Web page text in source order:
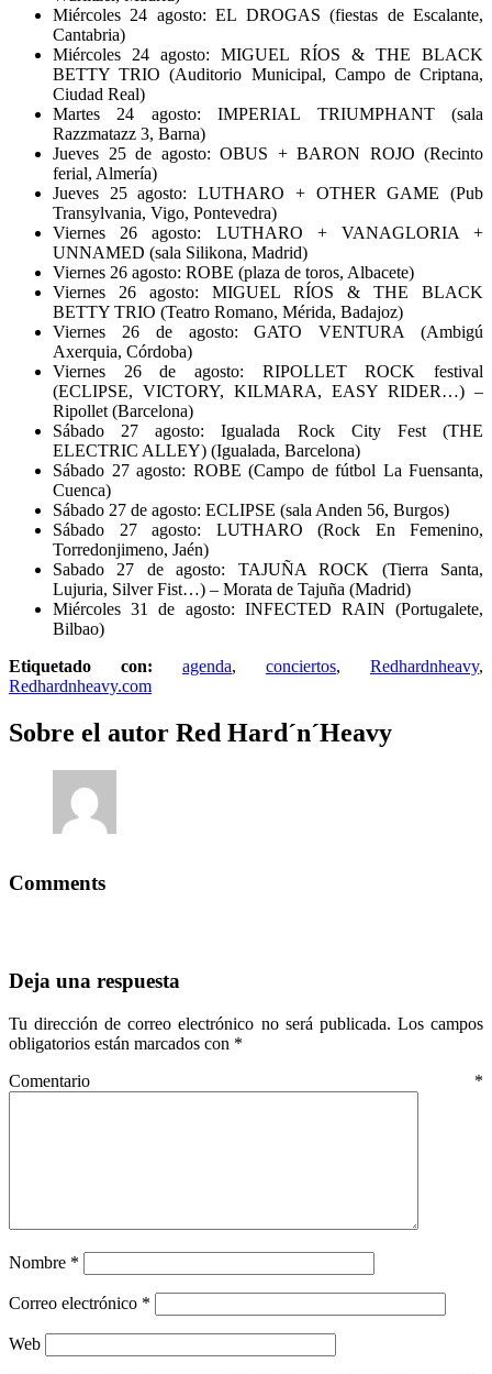
Miércoles 24 agosto: EL DROGAS (fiestas de Escalante,
Cantabria)
Miércoles 24 agosto: MIGUEL RÍOS & THE BLACK
BETTY TRIO (Auditorio Municipal, Campo de Criptana,
Ciudad Real)
Martes 24 agosto: IMPERIAL TRIUMPHANT (sala
Razzmatazz 3, Barna)
Jueves 25 de agosto: OBUS + BARON ROJO (Recinto
ferial, Almería)
Jueves 25 agosto: LUTHARO + OTHER GAME (Pub
Transylvania, Vigo, Pontevedra)
Viernes 26 agosto: LUTHARO + VANAGLORIA +
UNNAMED (sala Silikona, Madrid)
Viernes 26 agosto: ROBE (plaza de toros, Albacete)
Viernes 26 agosto: MIGUEL RÍOS & THE BLACK
BETTY TRIO (Teatro Romano, Mérida, Badajoz)
Viernes 26 de agosto: GATO VENTURA (Ambigú
Axerquia, Córdoba)
Viernes 26 de agosto: RIPOLLET ROCK festival
(ECLIPSE, VICTORY, KILMARA, EASY RIDER…) –
Ripollet (Barcelona)
Sábado 27 agosto: Igualada Rock City Fest (THE
ELECTRIC ALLEY) (Igualada, Barcelona)
Sábado 27 agosto: ROBE (Campo de fútbol La Fuensanta,
Cuenca)
Sábado 27 de agosto: ECLIPSE (sala Anden 56, Burgos)
Sábado 27 agosto: LUTHARO (Rock En Femenino,
Torredonjimeno, Jaén)
Sabado 27 de agosto: TAJUÑA ROCK (Tierra Santa,
Lujuria, Silver Fist…) – Morata de Tajuña (Madrid)
Miércoles 31 de agosto: INFECTED RAIN (Portugalete,
Bilbao)
Etiquetado con:
agenda, conciertos, Redhardnheavy,
Redhardnheavy.com
Sobre el autor Red Hard´n´Heavy
Comments
Deja una respuesta
Tu dirección de correo electrónico no será publicada. Los campos
obligatorios están marcados con *
Comentario *
Nombre *
Correo electrónico *
Web